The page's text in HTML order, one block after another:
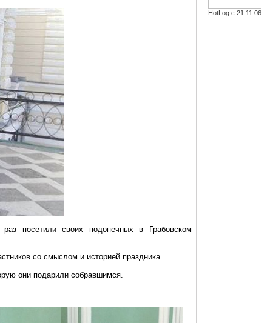
посетили своих подопечных в Грабовском
со смыслом и историей праздника.
они подарили собравшимся.
HotLog с 21.11.06